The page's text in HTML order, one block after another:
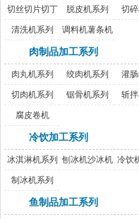
切丝切片切丁
机
脱皮机系列 切
清洗机系列 调料机薯条机
肉制品加工系列
肉丸机系列 绞肉机系列 灌
切肉机系列 锯骨机系列 斩
腐皮卷机
冷饮加工系列
冰淇淋机系列 刨冰机沙冰机 冷饮
制冰机系列
鱼制品加工系列